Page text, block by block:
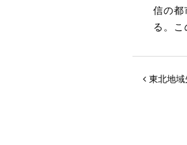
信の都
る。こ
東北地